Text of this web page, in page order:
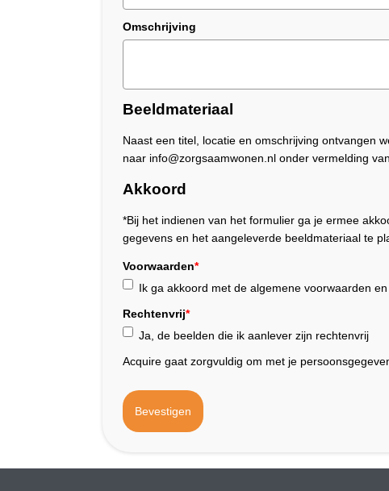
Omschrijving
Beeldmateriaal
Naast een titel, locatie en omschrijving ontvangen
naar info@zorgsaamwonen.nl onder vermelding
Akkoord
*Bij het indienen van het formulier ga je ermee
gegevens en het aangeleverde beeldmateriaal te
Voorwaarden*
Ik ga akkoord met de algemene voorwaarden
Rechtenvrij*
Ja, de beelden die ik aanlever zijn rechtenvrij
Acquire gaat zorgvuldig om met je
Bevestigen